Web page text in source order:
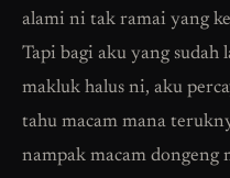
alami ni tak ramai yang
Tapi bagi aku yang sudah
makluk halus ni, aku
tahu macam mana
nampak macam dongeng